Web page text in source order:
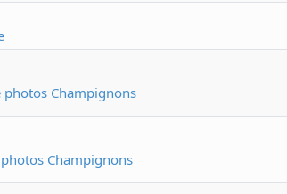
photos Champignons
Champignons